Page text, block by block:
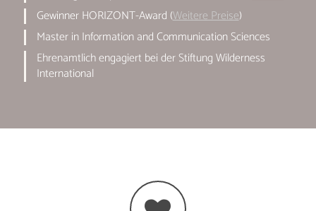
Gewinner HORIZONT-Award (Weitere Preise)
Master in Information and Communication Sciences
Ehrenamtlich engagiert bei der Stiftung Wilderness
International